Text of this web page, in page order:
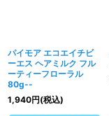
パイモア エコエイチビ
ーエス ヘアミルク フル
ーティーフローラル
80g--
1,940円(税込)